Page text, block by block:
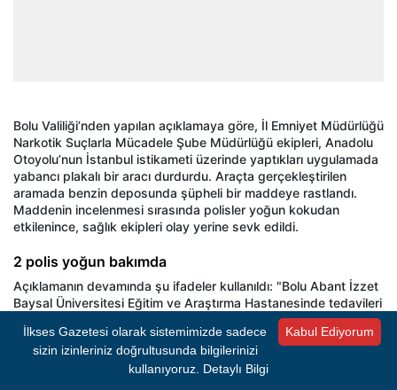
Bolu Valiliği’nden yapılan açıklamaya göre, İl Emniyet Müdürlüğü
Narkotik Suçlarla Mücadele Şube Müdürlüğü ekipleri, Anadolu
Otoyolu’nun İstanbul istikameti üzerinde yaptıkları uygulamada
yabancı plakalı bir aracı durdurdu. Araçta gerçekleştirilen
aramada benzin deposunda şüpheli bir maddeye rastlandı.
Maddenin incelenmesi sırasında polisler yoğun kokudan
etkilenince, sağlık ekipleri olay yerine sevk edildi.
2 polis yoğun bakımda
Açıklamanın devamında şu ifadeler kullanıldı: "Bolu Abant İzzet
Baysal Üniversitesi Eğitim ve Araştırma Hastanesinde tedavileri
devam eden 2 personelimizin hayati tehlikesi bulunmamakla
birlikte tedbirengözlem amaçlı yoğun bakım
ünitesinde, 3
personelimizin serviste, 3 personelimizin ise ayakta tedavileri
devam etmekte olup, 1 personelimiz taburcu edilmi
Kabul Ediyorum
İlkses Gazetesi olarak sistemimizde sadece
sizin izinleriniz doğrultusunda bilgilerinizi
kullanıyoruz. Detaylı Bilgi